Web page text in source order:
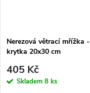
Nerezová větrací mřížka -
krytka 20x30 cm
405 Kč
Skladem 8 ks